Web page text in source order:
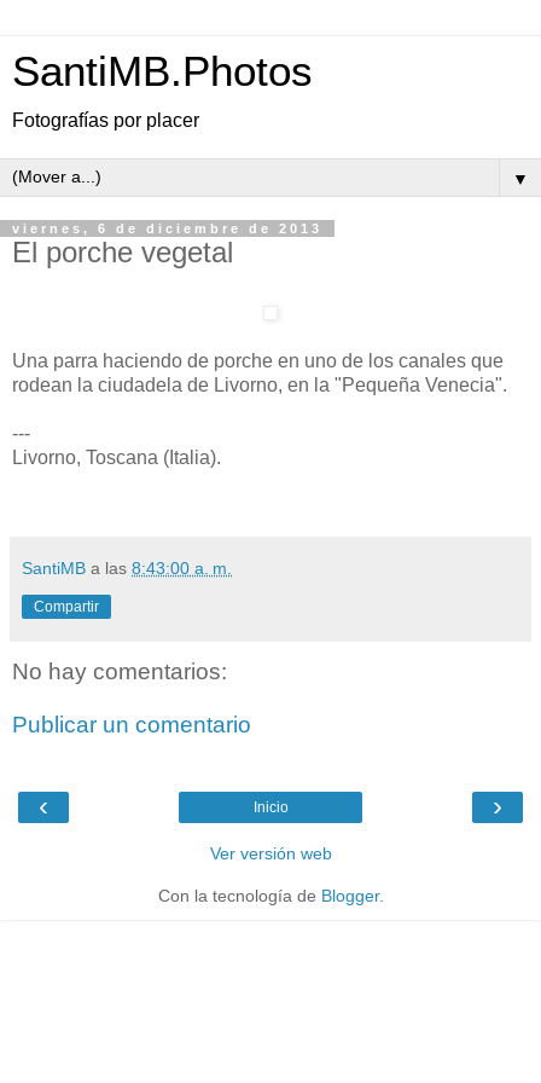
SantiMB.Photos
Fotografías por placer
▼
viernes, 6 de diciembre de 2013
El porche vegetal
Una parra haciendo de porche en uno de los canales que
rodean la ciudadela de Livorno, en la "Pequeña Venecia".
---
Livorno, Toscana (Italia).
SantiMB a las 8:43:00 a. m.
Compartir
No hay comentarios:
Publicar un comentario
‹ ›
Inicio
Ver versión web
Con la tecnología de Blogger.